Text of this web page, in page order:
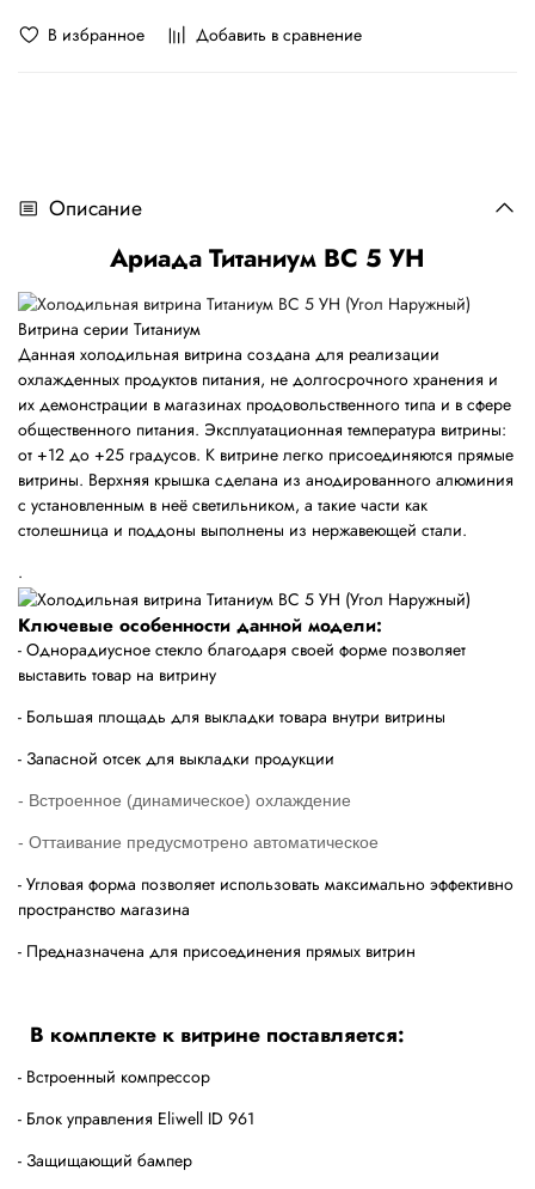
В избранное Добавить в сравнение
Описание
Ариада Титаниум ВС 5 УН
Витрина серии Титаниум
Данная холодильная витрина создана для реализации
охлажденных продуктов питания, не долгосрочного хранения и
их демонстрации в магазинах продовольственного типа и в сфере
общественного питания. Эксплуатационная температура витрины:
от +12 до +25 градусов. К витрине легко присоединяются прямые
витрины. Верхняя крышка сделана из анодированного алюминия
с установленным в неё светильником, а такие части как
столешница и поддоны выполнены из нержавеющей стали.
.
Ключевые особенности данной модели:
- Однорадиусное стекло благодаря своей форме позволяет
выставить товар на витрину
- Большая площадь для выкладки товара внутри витрины
- Запасной отсек для выкладки продукции
- Встроенное (динамическое) охлаждение
- Оттаивание предусмотрено автоматическое
- Угловая форма позволяет использовать максимально эффективно
пространство магазина
- Предназначена для присоединения прямых витрин
В комплекте к витрине поставляется:
- Встроенный компрессор
- Блок управления Eliwell ID 961
- Защищающий бампер